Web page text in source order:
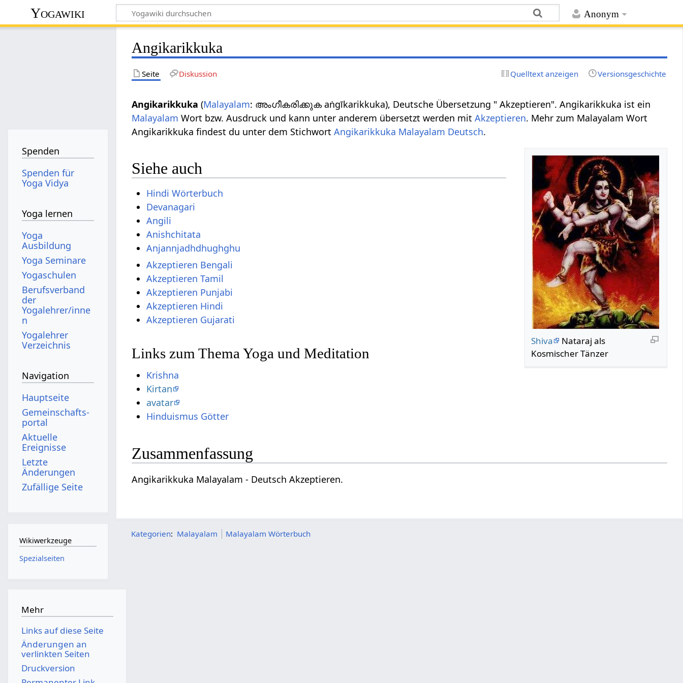
Anonym
Yogawiki
Angikarikkuka
Seite Diskussion Quelltext anzeigen Versionsgeschichte
Angikarikkuka(Malayalam: അംഗീകരിക്കുക aṅgīkarikkuka), Deutsche Übersetzung " Akzeptieren". Angikarikkuka ist ein
Malayalam Wort bzw. Ausdruck und kann unter anderem übersetzt werden mitAkzeptieren. Mehr zum Malayalam Wort
Angikarikkuka findest du unter dem StichwortAngikarikkuka Malayalam Deutsch.
Shiva
Nataraj als
Kosmischer Tänzer
Siehe auch
Hindi Wörterbuch
Devanagari
Angili
Anishchitata
Anjannjadhdhughghu
Akzeptieren Bengali
Akzeptieren Tamil
Akzeptieren Punjabi
Akzeptieren Hindi
Akzeptieren Gujarati
Links zum Thema Yoga und Meditation
Krishna
Kirtan
avatar
Hinduismus Götter
Zusammenfassung
Angikarikkuka Malayalam - Deutsch Akzeptieren.
Kategorien: Malayalam Malayalam Wörterbuch
Spenden
Spenden für
Yoga Vidya
Yoga lernen
Yoga
Ausbildung
Yoga Seminare
Yogaschulen
Berufsverband
der
Yogalehrer/inne
n
Yogalehrer
Verzeichnis
Navigation
Hauptseite
Gemeinschafts­
portal
Aktuelle
Ereignisse
Letzte
Änderungen
Zufällige Seite
Wikiwerkzeuge
Spezialseiten
Mehr
Links auf diese Seite
Änderungen an
verlinkten Seiten
Druckversion